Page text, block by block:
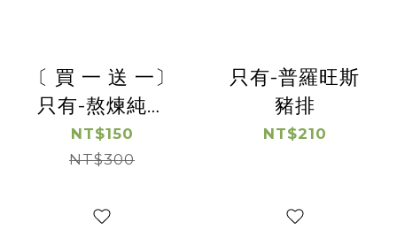
〔 買 一 送 一〕
只有-熬煉純鴨
油【惜福良品優
惠】(有效日期
NT$150
NT$300
只有-普羅旺斯
豬排
NT$210